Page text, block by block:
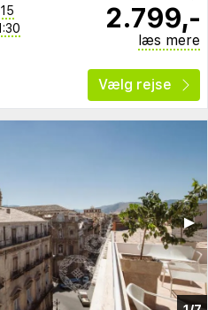
2.799,-
læs mere
Vælg rejse
▶︎